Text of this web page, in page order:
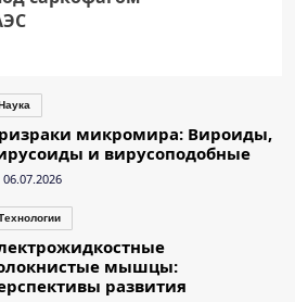
Наука
микромира: Вироиды,
и вирусоподобные
06.07.2026
мышцы:
развития